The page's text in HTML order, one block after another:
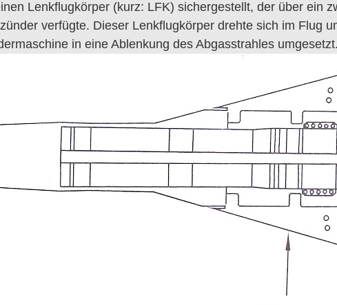
Lenkflugkörper (kurz: LFK) sichergestellt, der über ein
verfügte. Dieser Lenkflugkörper drehte sich im Flug
in eine Ablenkung des Abgasstrahles umgesetzt.